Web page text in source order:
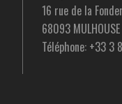
16 rue de la
68093 MULHOUSE
Téléphone: +33 3